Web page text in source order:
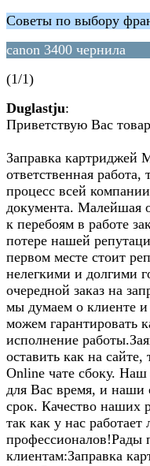
Советы по выбору
canon 3400 чернила
(1/1)
Duglastju:
Приветствую Вас
Заправка картриджей
ответственная работа,
процесс всей
документа. Малейшая
к перебоям в работе
потере нашей
первом месте стоит
нелегкими и долгими
очередной заказ на
мы думаем о клиенте и
можем гарантировать
исполнение
оставить как на
Online чате сбоку. Наш
для Вас время, и наши
срок. Качество наших
так как у нас
профессионалов!Рады
клиентам:Заправка